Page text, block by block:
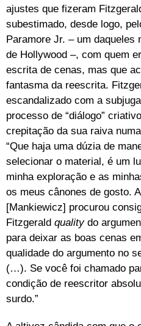
ajustes que fizeram
subestimado, desde logo,
Paramore Jr. – um daqueles
de Hollywood –, com quem
escrita de cenas, mas que
fantasma da reescrita.
escandalizado com a
processo de “diálogo”
crepitação da sua raiva
“Que haja uma dúzia de
selecionar o material, é um
minha exploração e as
os meus cânones de gosto.
[Mankiewicz] procurou
Fitzgerald quality do
para deixar as boas cenas
qualidade do argumento no
(…). Se você foi chamado
condição de reescritor
surdo.”